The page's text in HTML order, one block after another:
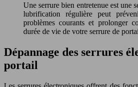
Une serrure bien entretenue est une
lubrification régulière peut
problèmes courants et prolonger
durée de vie de votre serrure de
Dépannage des serrures
portail